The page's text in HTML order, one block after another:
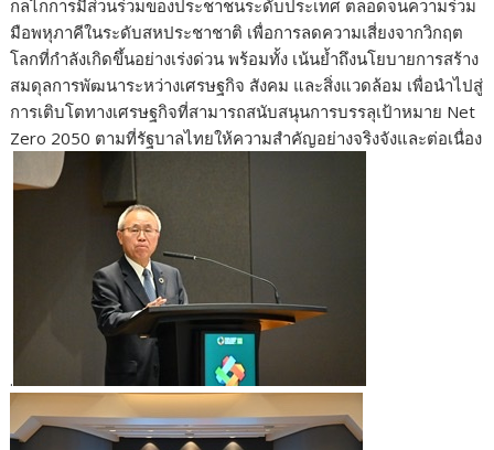
กลไกการมีส่วนร่วมของประชาชนระดับประเทศ ตลอดจนความร่วม
มือพหุภาคีในระดับสหประชาชาติ เพื่อการลดความเสี่ยงจากวิกฤต
โลกที่กำลังเกิดขึ้นอย่างเร่งด่วน พร้อมทั้ง เน้นย้ำถึงนโยบายการสร้าง
สมดุลการพัฒนาระหว่างเศรษฐกิจ สังคม และสิ่งแวดล้อม เพื่อนำไปสู่
การเติบโตทางเศรษฐกิจที่สามารถสนับสนุนการบรรลุเป้าหมาย Net
Zero 2050 ตามที่รัฐบาลไทยให้ความสำคัญอย่างจริงจังและต่อเนื่อง
.